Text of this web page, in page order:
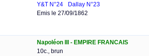
Y&T N°24
Dallay N°23
Emis le 27/09/1862
Napoléon III - EMPIRE FRANCAIS
10c., brun